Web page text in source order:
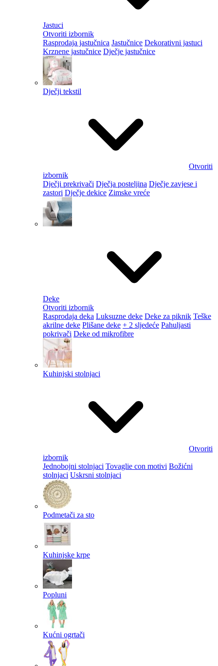
Jastuci
Otvoriti izbornik
Rasprodaja jastučnica Jastučnice Dekorativni jastuci
Krznene jastučnice Dječje jastučnice
Dječji tekstil
Otvoriti
izbornik
Dječji prekrivači Dječja posteljina Dječje zavjese i
zastori Dječje dekice Zimske vreće
Deke
Otvoriti izbornik
Rasprodaja deka Luksuzne deke Deke za piknik Teške
akrilne deke Plišane deke + 2 sljedeće Pahuljasti
pokrivači Deke od mikrofibre
Kuhinjski stolnjaci
Otvoriti
izbornik
Jednobojni stolnjaci Tovaglie con motivi Božićni
stolnjaci Uskrsni stolnjaci
Podmetači za sto
Kuhinjske krpe
Popluni
Kućni ogrtači